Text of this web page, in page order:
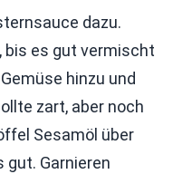
dazu.
bis es gut vermischt
hinzu und
zart, aber noch
Sesamöl über
gut. Garnieren